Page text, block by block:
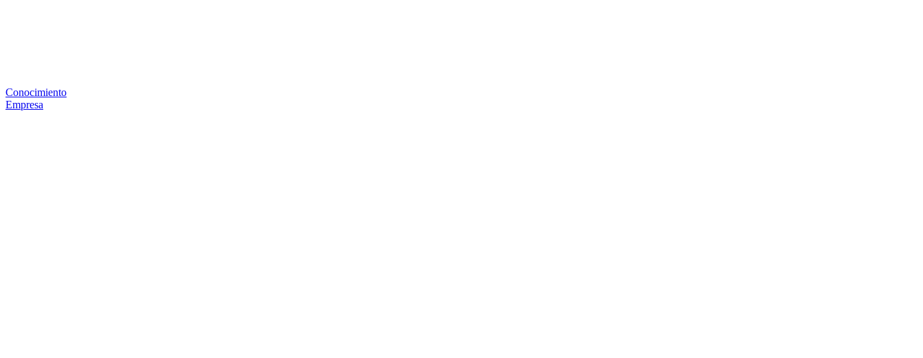
Conocimiento
Empresa